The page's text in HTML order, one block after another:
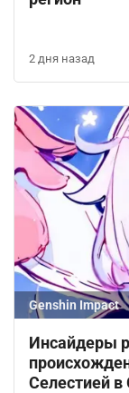
2 дня назад
Genshin Impact
Инсайдеры
Селестией в